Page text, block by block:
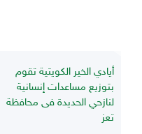
أيادي الخير الكويتية تقوم
بتوزيع مساعدات إنسانية
لنازحي الحديدة فى محافظة
تعز